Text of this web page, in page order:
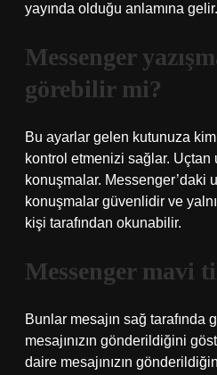
yayında olduğu anlamına gelir.
Messenger
görebilir mi?
Bu ayarlar gelen kutunuza
kontrol etmenizi sağlar. Uçtan
konuşmalar. Messenger’daki
konuşmalar güvenlidir ve
kişi tarafından okunabilir.
Messenger mavi
Bunlar mesajın sağ tarafında
mesajınızın gönderildiğini
daire mesajınızın